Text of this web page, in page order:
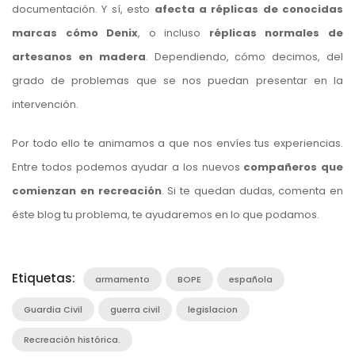
documentación. Y sí, esto afecta a réplicas de conocidas
marcas cómo Denix, o incluso réplicas normales de
artesanos en madera. Dependiendo, cómo decimos, del
grado de problemas que se nos puedan presentar en la
intervención.
Por todo ello te animamos a que nos envíes tus experiencias.
Entre todos podemos ayudar a los nuevos compañeros que
comienzan en recreación. Si te quedan dudas, comenta en
éste blog tu problema, te ayudaremos en lo que podamos.
Etiquetas: armamento BOPE española
Guardia Civil guerra civil legislacion
Recreación histórica.